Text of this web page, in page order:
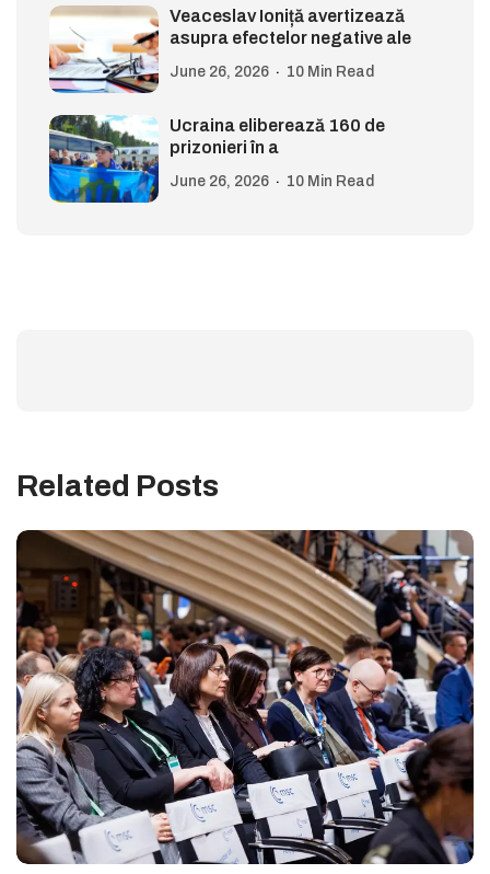
Veaceslav Ioniță avertizează
asupra efectelor negative ale
June 26, 2026 10 Min Read
Ucraina eliberează 160 de
prizonieri în a
June 26, 2026 10 Min Read
Related Posts